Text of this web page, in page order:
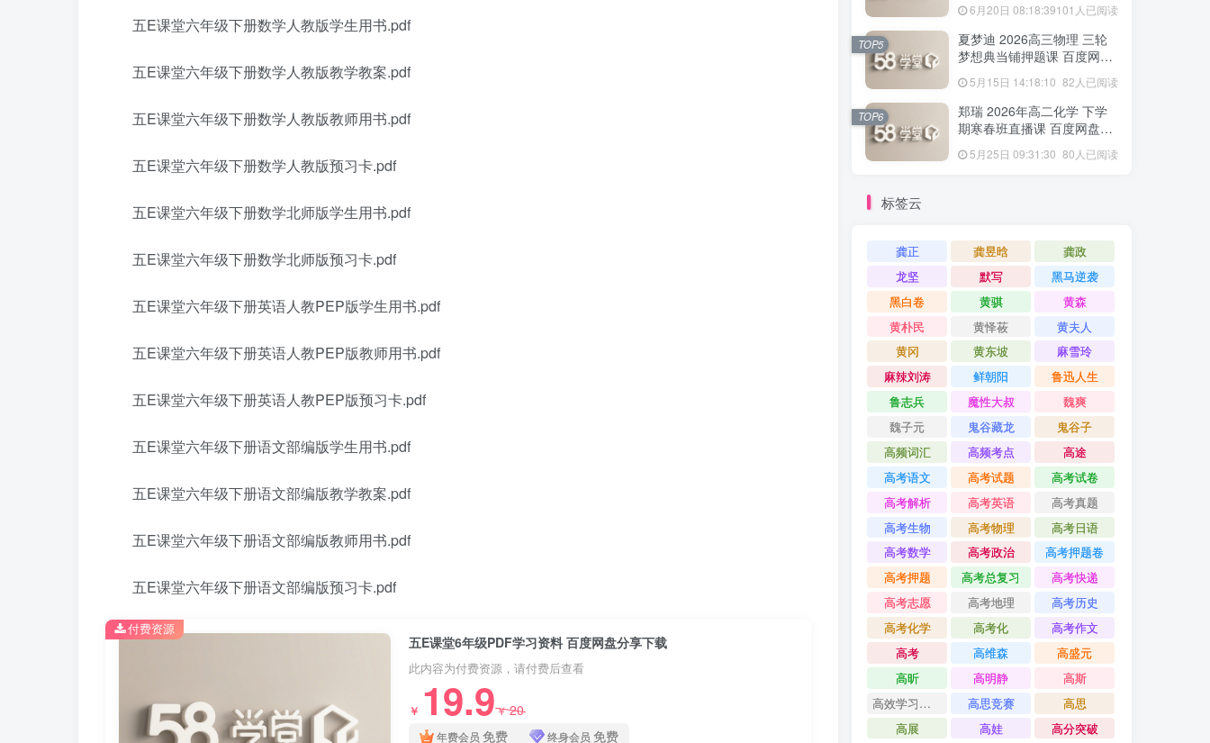
五E课堂六年级下册数学人教版学生用书.pdf
五E课堂六年级下册数学人教版教学教案.pdf
五E课堂六年级下册数学人教版教师用书.pdf
五E课堂六年级下册数学人教版预习卡.pdf
五E课堂六年级下册数学北师版学生用书.pdf
五E课堂六年级下册数学北师版预习卡.pdf
五E课堂六年级下册英语人教PEP版学生用书.pdf
五E课堂六年级下册英语人教PEP版教师用书.pdf
五E课堂六年级下册英语人教PEP版预习卡.pdf
五E课堂六年级下册语文部编版学生用书.pdf
五E课堂六年级下册语文部编版教学教案.pdf
五E课堂六年级下册语文部编版教师用书.pdf
五E课堂六年级下册语文部编版预习卡.pdf
五E课堂6年级PDF学习资料 百度网盘分享下载
此内容为付费资源，请付费后查看
￥ 19.9￥20
年费会员 免费 终身会员 免费
付费资源
6月20日 08:18:39101人已阅读
夏梦迪 2026高三物理 三轮
梦想典当铺押题课 百度网盘
5月15日 14:18:10 82人已阅读
TOP5
郑瑞 2026年高二化学 下学
期寒春班直播课 百度网盘下
5月25日 09:31:30 80人已阅读
TOP6
标签云
龚正 龚昱晗
龚政
龙坚
默写
黑马逆袭
黑白卷
黄骐
黄森
黄朴民
黄怿莜
黄夫人
黄冈
黄东坡
麻雪玲
麻辣刘涛
鲜朝阳
鲁迅人生
鲁志兵
魔性大叔
魏爽
魏子元
鬼谷藏龙
鬼谷子
高频词汇
高频考点
高途
高考语文
高考试题
高考试卷
高考解析
高考英语
高考真题
高考生物
高考物理
高考日语
高考数学
高考政治
高考押题卷
高考押题
高考总复习
高考快递
高考志愿
高考地理
高考历史
高考化学
高考化
高考作文
高考
高维森
高盛元
高昕
高明静
高斯
高效学习方法课
高思竞赛
高思
高展
高娃 高分突破